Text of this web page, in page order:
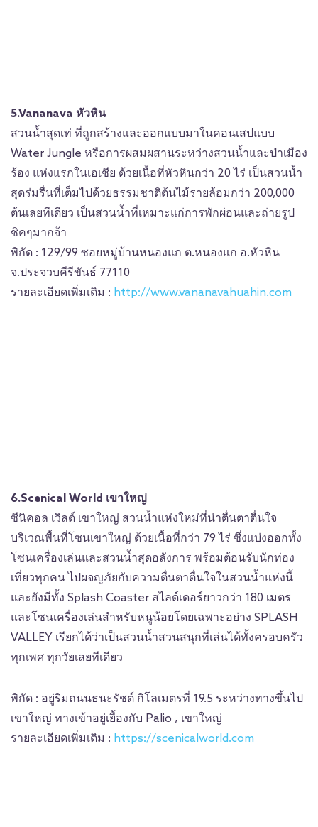
5.Vananava หัวหิน
สวนน้ำสุดเท่ ที่ถูกสร้างและออกแบบมาในคอนเสปแบบ
Water Jungle หรือการผสมผสานระหว่างสวนน้ำและป่าเมือง
ร้อง แห่งแรกในเอเชีย ด้วยเนื้อที่หัวหินกว่า 20 ไร่ เป็นสวนน้ำ
สุดร่มรื่นที่เต็มไปด้วยธรรมชาติต้นไม้รายล้อมกว่า 200,000
ต้นเลยทีเดียว เป็นสวนน้ำที่เหมาะแก่การพักผ่อนและถ่ายรูป
ชิคๆมากจ้า
พิกัด : 129/99 ซอยหมู่บ้านหนองแก ต.หนองแก อ.หัวหิน
จ.ประจวบคีรีขันธ์ 77110
รายละเอียดเพิ่มเติม : http://www.vananavahuahin.com
6.Scenical World เขาใหญ่
ซีนิคอล เวิลด์ เขาใหญ่ สวนน้ำแห่งใหม่ที่น่าตื่นตาตื่นใจ
บริเวณพื้นที่โซนเขาใหญ่ ด้วยเนื้อที่กว่า 79 ไร่ ซึ่งแบ่งออกทั้ง
โซนเครื่องเล่นและสวนน้ำสุดอลังการ พร้อมต้อนรับนักท่อง
เที่ยวทุกคน ไปผจญภัยกับความตื่นตาตื่นใจในสวนน้ำแห่งนี้
และยังมีทั้ง Splash Coaster สไลด์เดอร์ยาวกว่า 180 เมตร
และโซนเครื่องเล่นสำหรับหนูน้อยโดยเฉพาะอย่าง SPLASH
VALLEY เรียกได้ว่าเป็นสวนน้ำสวนสนุกที่เล่นได้ทั้งครอบครัว
ทุกเพศ ทุกวัยเลยทีเดียว
พิกัด : อยู่ริมถนนธนะรัชต์ กิโลเมตรที่ 19.5 ระหว่างทางขึ้นไป
เขาใหญ่ ทางเข้าอยู่เยื้องกับ Palio , เขาใหญ่
รายละเอียดเพิ่มเติม : https://scenicalworld.com